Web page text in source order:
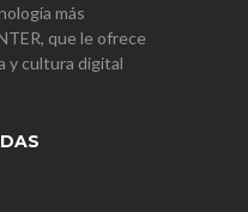
más
que le ofrece
y cultura digital